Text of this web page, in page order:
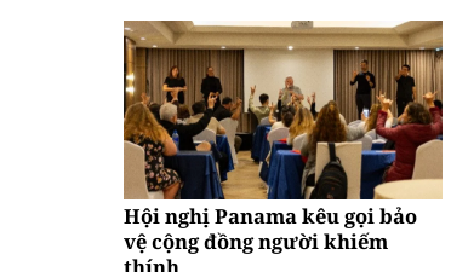
Hội nghị Panama kêu gọi bảo
vệ cộng đồng người khiếm